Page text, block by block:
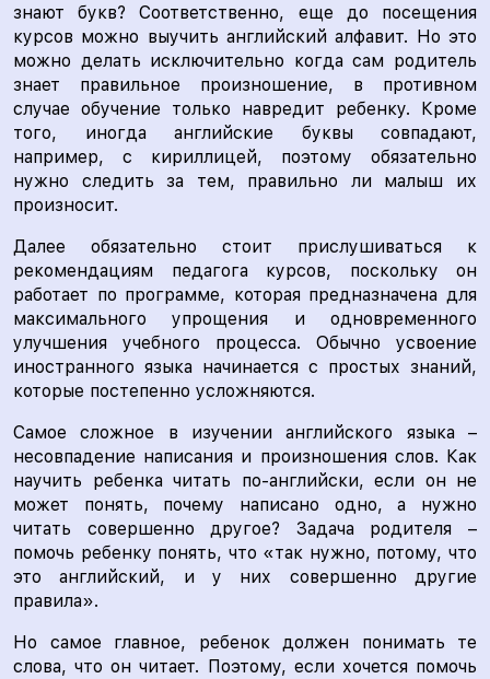
знают букв? Соответственно, еще до посещения
курсов можно выучить английский алфавит. Но это
можно делать исключительно когда сам родитель
знает правильное произношение, в противном
случае обучение только навредит ребенку. Кроме
того, иногда английские буквы совпадают,
например, с кириллицей, поэтому обязательно
нужно следить за тем, правильно ли малыш их
произносит.
Далее обязательно стоит прислушиваться к
рекомендациям педагога курсов, поскольку он
работает по программе, которая предназначена для
максимального упрощения и одновременного
улучшения учебного процесса. Обычно усвоение
иностранного языка начинается с простых знаний,
которые постепенно усложняются.
Самое сложное в изучении английского языка –
несовпадение написания и произношения слов. Как
научить ребенка читать по-английски, если он не
может понять, почему написано одно, а нужно
читать совершенно другое? Задача родителя –
помочь ребенку понять, что «так нужно, потому, что
это английский, и у них совершенно другие
правила».
Но самое главное, ребенок должен понимать те
слова, что он читает. Поэтому, если хочется помочь